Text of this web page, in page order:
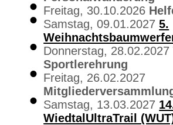
Freitag, 30.10.2026
Samstag, 09.01.20275.
Donnerstag, 28.02.2027
Sportlerehrung
Freitag, 26.02.2027
Samstag, 13.03.2027
WiedtalUltraTrail